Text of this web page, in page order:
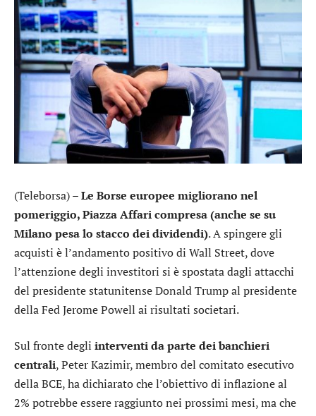
(Teleborsa) –Le Borse europee migliorano nel
pomeriggio, Piazza Affari compresa (anche se su
Milano pesa lo stacco dei dividendi). A spingere gli
acquisti è l’andamento positivo di Wall Street, dove
l’attenzione degli investitori si è spostata dagli attacchi
del presidente statunitense Donald Trump al presidente
della Fed Jerome Powell ai risultati societari.
Sul fronte degli interventi da parte dei banchieri
centrali, Peter Kazimir, membro del comitato esecutivo
della BCE, ha dichiarato che l’obiettivo di inflazione al
2% potrebbe essere raggiunto nei prossimi mesi, ma che